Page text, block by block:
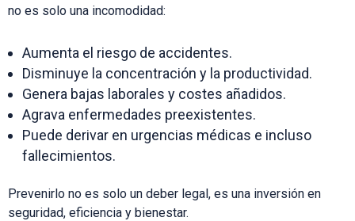
no es solo una incomodidad:
Aumenta el riesgo de accidentes.
Disminuye la concentración y la productividad.
Genera bajas laborales y costes añadidos.
Agrava enfermedades preexistentes.
Puede derivar en urgencias médicas e incluso
fallecimientos.
Prevenirlo no es solo un deber legal, es una inversión en
seguridad, eficiencia y bienestar.